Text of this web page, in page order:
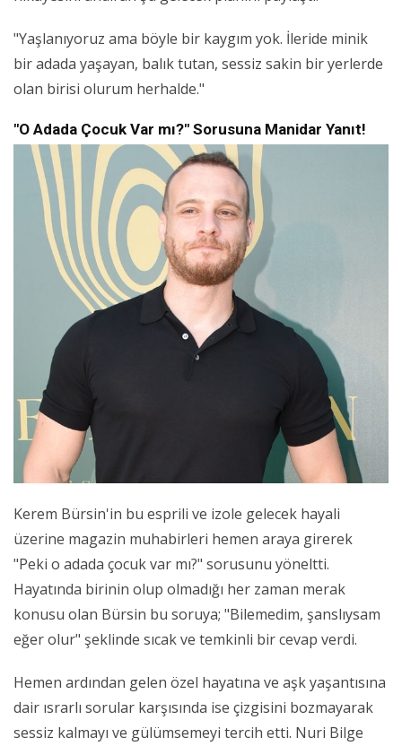
"Yaşlanıyoruz ama böyle bir kaygım yok. İleride minik
bir adada yaşayan, balık tutan, sessiz sakin bir yerlerde
olan birisi olurum herhalde."
"O Adada Çocuk Var mı?" Sorusuna Manidar Yanıt!
Kerem Bürsin'in bu esprili ve izole gelecek hayali
üzerine magazin muhabirleri hemen araya girerek
"Peki o adada çocuk var mı?" sorusunu yöneltti.
Hayatında birinin olup olmadığı her zaman merak
konusu olan Bürsin bu soruya; "Bilemedim, şanslıysam
eğer olur" şeklinde sıcak ve temkinli bir cevap verdi.
Hemen ardından gelen özel hayatına ve aşk yaşantısına
dair ısrarlı sorular karşısında ise çizgisini bozmayarak
sessiz kalmayı ve gülümsemeyi tercih etti. Nuri Bilge